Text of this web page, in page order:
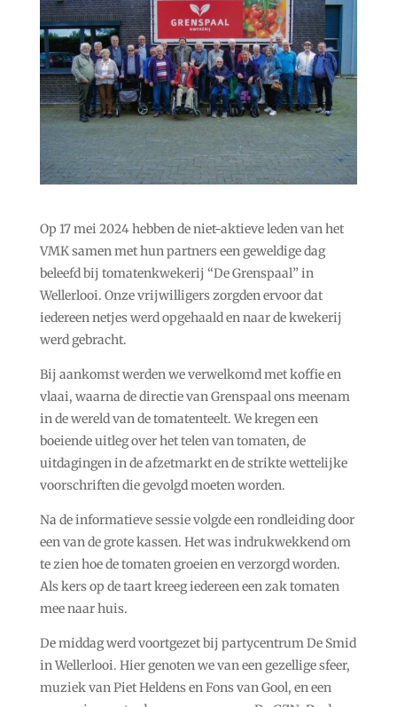
Op 17 mei 2024 hebben de niet-aktieve leden van het
VMK samen met hun partners een geweldige dag
beleefd bij tomatenkwekerij “De Grenspaal” in
Wellerlooi. Onze vrijwilligers zorgden ervoor dat
iedereen netjes werd opgehaald en naar de kwekerij
werd gebracht.
Bij aankomst werden we verwelkomd met koffie en
vlaai, waarna de directie van Grenspaal ons meenam
in de wereld van de tomatenteelt. We kregen een
boeiende uitleg over het telen van tomaten, de
uitdagingen in de afzetmarkt en de strikte wettelijke
voorschriften die gevolgd moeten worden.
Na de informatieve sessie volgde een rondleiding door
een van de grote kassen. Het was indrukwekkend om
te zien hoe de tomaten groeien en verzorgd worden.
Als kers op de taart kreeg iedereen een zak tomaten
mee naar huis.
De middag werd voortgezet bij partycentrum De Smid
in Wellerlooi. Hier genoten we van een gezellige sfeer,
muziek van Piet Heldens en Fons van Gool, en een